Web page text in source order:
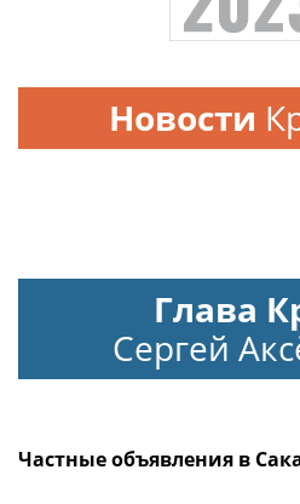
Новости
Глава
Сергей
Частные объявления в